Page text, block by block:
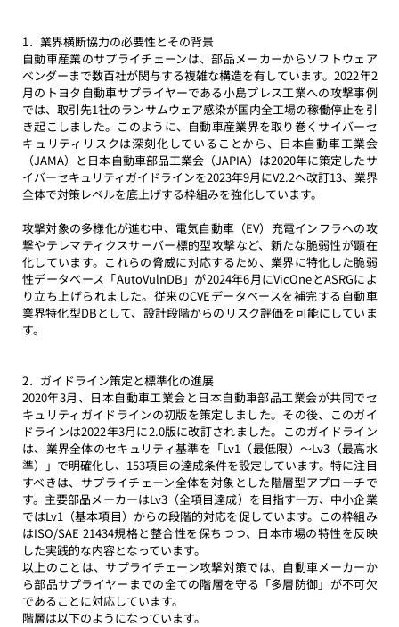
1．業界横断協力の必要性とその背景
自動車産業のサプライチェーンは、部品メーカーからソフトウェア
ベンダーまで数百社が関与する複雑な構造を有しています。2022年2
月のトヨタ自動車サプライヤーである小島プレス工業への攻撃事例
では、取引先1社のランサムウェア感染が国内全工場の稼働停止を引
き起こしました。このように、自動車産業界を取り巻くサイバーセ
キュリティリスクは深刻化していることから、日本自動車工業会
（JAMA）と日本自動車部品工業会（JAPIA）は2020年に策定したサ
イバーセキュリティガイドラインを2023年9月にV2.2へ改訂13、業界
全体で対策レベルを底上げする枠組みを強化しています。
攻撃対象の多様化が進む中、電気自動車（EV）充電インフラへの攻
撃やテレマティクスサーバー標的型攻撃など、新たな脆弱性が顕在
化しています。これらの脅威に対応するため、業界に特化した脆弱
性データベース「AutoVulnDB」が2024年6月にVicOneとASRGによ
り立ち上げられました。従来のCVEデータベースを補完する自動車
業界特化型DBとして、設計段階からのリスク評価を可能にしていま
す。
2．ガイドライン策定と標準化の進展
2020年3月、日本自動車工業会と日本自動車部品工業会が共同でセ
キュリティガイドラインの初版を策定しました。その後、このガイ
ドラインは2022年3月に2.0版に改訂されました。このガイドライン
は、業界全体のセキュリティ基準を「Lv1（最低限）～Lv3（最高水
準）」で明確化し、153項目の達成条件を設定しています。特に注目
すべきは、サプライチェーン全体を対象とした階層型アプローチで
す。主要部品メーカーはLv3（全項目達成）を目指す一方、中小企業
ではLv1（基本項目）からの段階的対応を促しています。この枠組み
はISO/SAE 21434規格と整合性を保ちつつ、日本市場の特性を反映
した実践的な内容となっています。
以上のことは、サプライチェーン攻撃対策では、自動車メーカーか
ら部品サプライヤーまでの全ての階層を守る「多層防御」が不可欠
であることに対応しています。
階層は以下のようになっています。